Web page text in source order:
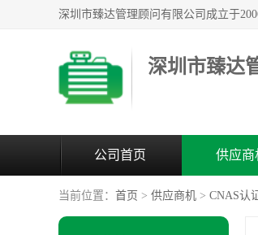
深圳市臻达
公司首页 供应商
当前位置： 首页 > 供应商机 > CNAS认